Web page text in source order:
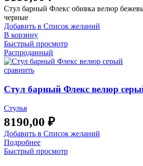
Стул барный Флекс обивка велюр
черные
Добавить в Список желаний
В корзину
Быстрый просмотр
Распроданный
сравнить
Стул барный Флекс велюр
Стулья
8190,00 ₽
Добавить в Список желаний
Подробнее
Быстрый просмотр